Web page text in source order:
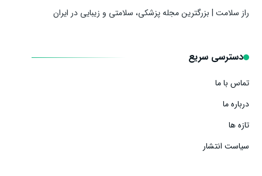
راز سلامت | بزرگترین مجله پزشکی، سلامتی و زیبایی در ایران
دسترسی سریع
تماس با ما
درباره ما
تازه ها
سیاست انتشار